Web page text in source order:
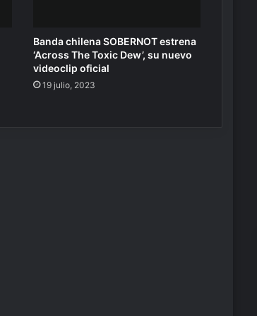
Banda chilena SOBERNOT estrena
‘Across The Toxic Dew’, su nuevo
videoclip oficial
19 julio, 2023